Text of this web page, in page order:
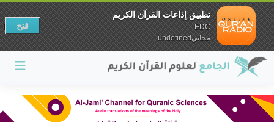
تطبيق إذاعات القرآن الكريم
EDC
مجانيundefined
فتح